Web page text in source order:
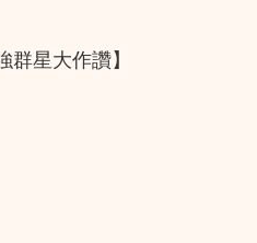
群星大作讚】